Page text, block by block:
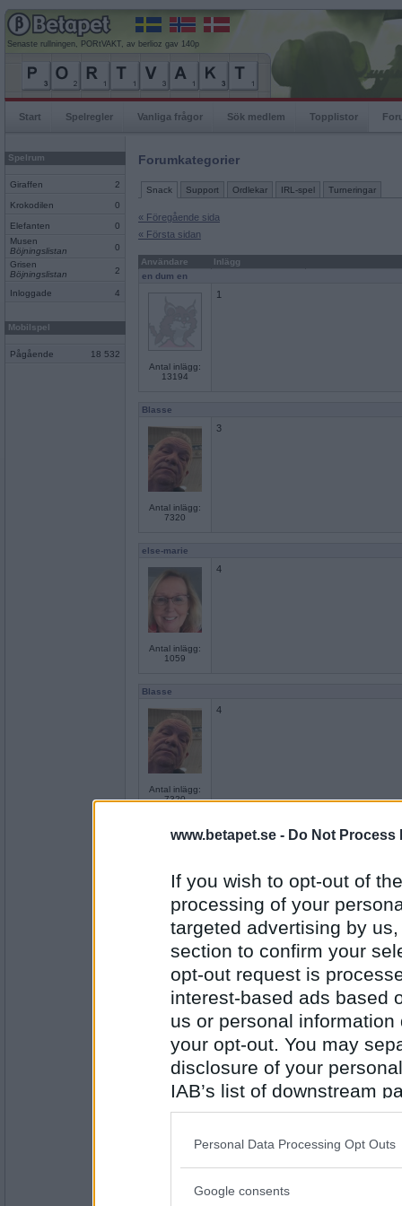
www.betapet.se - Do Not Process
If you wish to opt-out of
processing of your
targeted advertising by
section to confirm your
opt-out request is
interest-based ads based
us or personal
your opt-out. You may
disclosure of your
IAB’s list of downstream
also be disclosed by us
Downstream Participants
Please note that this
Personal Data Processing Opt Outs
Google consents
Senaste rullningen, PORtVAKT, av berlioz gav 140p
Start Spelregler Vanliga frågor Sök medlem Topplistor
Spelrum
Giraffen 2
Krokodilen 0
Elefanten
0
Musen
Böjningslistan
0
Grisen
Böjningslistan
2
Inloggade 4
Mobilspel
Pågående 18 532
Forumkategorier
Snack Support Ordlekar IRL-spel Turneringar
« Föregående sida
« Första sidan
Användare
Inlägg
en dum en
Antal inlägg:
13194
1
Blasse
Antal inlägg:
7320
3
else-marie
Antal inlägg:
1059
4
Blasse
Antal inlägg:
7320
4
Antal inlägg: 466
Antal inlägg:
1771
4
Antal inlägg:
2